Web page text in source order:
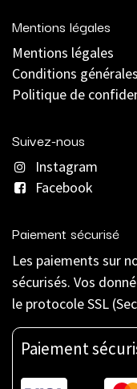
Mentions légales
Mentions légales
Conditions
Politique de
Suivez-nous
Instagram
Facebook
Paiement sécurisé
Les paiements sur
sécurisés. Vos
le protocole SSL
Paiement